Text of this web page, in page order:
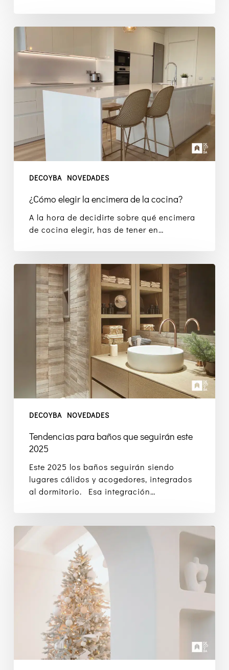
¿Cómo
elegir
la
de
cocina?
DECOYBA NOVEDADES
¿Cómo elegir la encimera de la cocina?
A la hora de decidirte sobre qué encimera
de cocina elegir, has de tener en…
Tendencias
baños
seguirán
DECOYBA NOVEDADES
Tendencias para baños que seguirán este
2025
Este 2025 los baños seguirán siendo
lugares cálidos y acogedores, integrados
al dormitorio. Esa integración…
Cómo
Navidad